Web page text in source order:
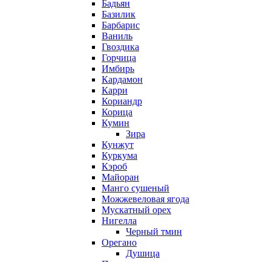
Бадьян
Базилик
Барбарис
Ваниль
Гвоздика
Горчица
Имбирь
Кардамон
Карри
Кориандр
Корица
Кумин
Зира
Кунжут
Куркума
Кэроб
Майоран
Манго сушеный
Можжевеловая ягода
Мускатный орех
Нигелла
Черный тмин
Орегано
Душица